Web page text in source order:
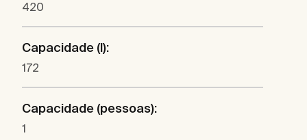
420
Capacidade (l):
172
Capacidade (pessoas):
1